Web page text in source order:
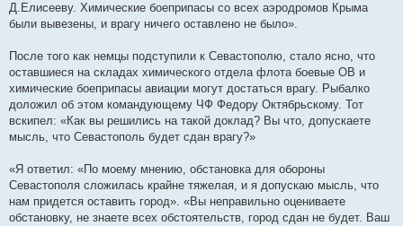
Д.Елисееву. Химические боеприпасы со всех аэродромов Крыма
были вывезены, и врагу ничего оставлено не было».
После того как немцы подступили к Севастополю, стало ясно, что
оставшиеся на складах химического отдела флота боевые ОВ и
химические боеприпасы авиации могут достаться врагу. Рыбалко
доложил об этом командующему ЧФ Федору Октябрьскому. Тот
вскипел: «Как вы решились на такой доклад? Вы что, допускаете
мысль, что Севастополь будет сдан врагу?»
«Я ответил: «По моему мнению, обстановка для обороны
Севастополя сложилась крайне тяжелая, и я допускаю мысль, что
нам придется оставить город». «Вы неправильно оцениваете
обстановку, не знаете всех обстоятельств, город сдан не будет. Ваш